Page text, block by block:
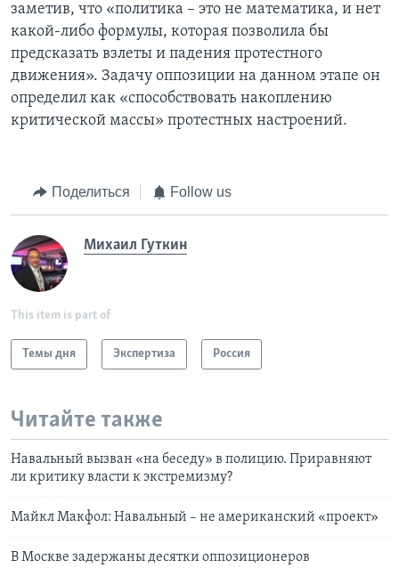
заметив, что «политика – это не математика, и нет
какой-либо формулы, которая позволила бы
предсказать взлеты и падения протестного
движения». Задачу оппозиции на данном этапе он
определил как «способствовать накоплению
критической массы» протестных настроений.
Поделиться Follow us
Михаил Гуткин
This item is part of
Темы дня Экспертиза Россия
Читайте также
Навальный вызван «на беседу» в полицию. Приравняют
ли критику власти к экстремизму?
Майкл Макфол: Навальный – не американский «проект»
В Москве задержаны десятки оппозиционеров